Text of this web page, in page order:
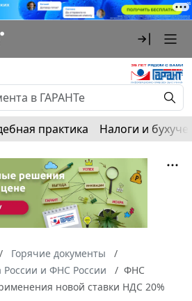
практика Налоги и
Горячие документы
и ФНС России
ФНС
новой ставки НДС 20%